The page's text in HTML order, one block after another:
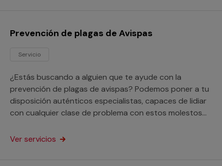
Prevención de plagas de Avispas
Servicio
¿Estás buscando a alguien que te ayude con la
prevención de plagas de avispas? Podemos poner a tu
disposición auténticos especialistas, capaces de lidiar
con cualquier clase de problema con estos molestos
Ver servicios